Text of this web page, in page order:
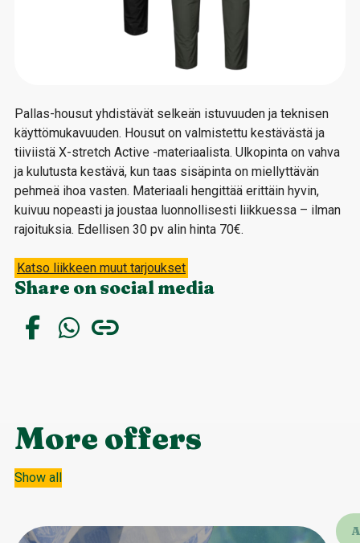
Pallas-housut yhdistävät selkeän istuvuuden ja teknisen
käyttömukavuuden. Housut on valmistettu kestävästä ja
tiiviistä X-stretch Active -materiaalista. Ulkopinta on vahva
ja kulutusta kestävä, kun taas sisäpinta on miellyttävän
pehmeä ihoa vasten. Materiaali hengittää erittäin hyvin,
kuivuu nopeasti ja joustaa luonnollisesti liikkuessa – ilman
rajoituksia. Edellisen 30 pv alin hinta 70€.
Katso liikkeen muut tarjoukset
Share on social media
More offers
Show all